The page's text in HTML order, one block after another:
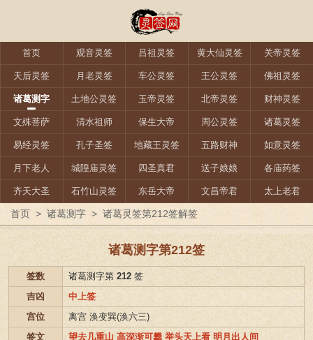
首页 观音灵签 吕祖灵签 黄大仙灵签 关帝灵签
天后灵签 月老灵签 车公灵签 王公灵签 佛祖灵签
诸葛测字 土地公灵签 玉帝灵签 北帝灵签 财神灵签
文殊菩萨 清水祖师 保生大帝 周公灵签 诸葛灵签
易经灵签 孔子圣签 地藏王灵签 五路财神 如意灵签
月下老人 城隍庙灵签 四圣真君 送子娘娘 各庙药签
齐天大圣 石竹山灵签 东岳大帝 文昌帝君 太上老君
首页 > 诸葛测字 > 诸葛灵签第212签解签
诸葛测字第212签
签数 诸葛测字第 212 签
吉凶
中上签
宫位
离宫 涣变巽(涣六三)
签文
望去几重山 高深渐可攀 举头天上看 明月出人间